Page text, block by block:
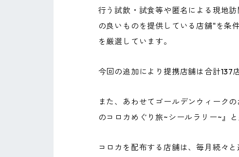
行う試飲・試食等や匿名による現地
の良いものを提供している店舗"を条
を厳選しています。
今回の追加により提携店舗は合計
また、あわせてゴールデンウィーク
のコロカめぐり旅~シールラリー~』
コロカを配布する店舗は、毎月続々と